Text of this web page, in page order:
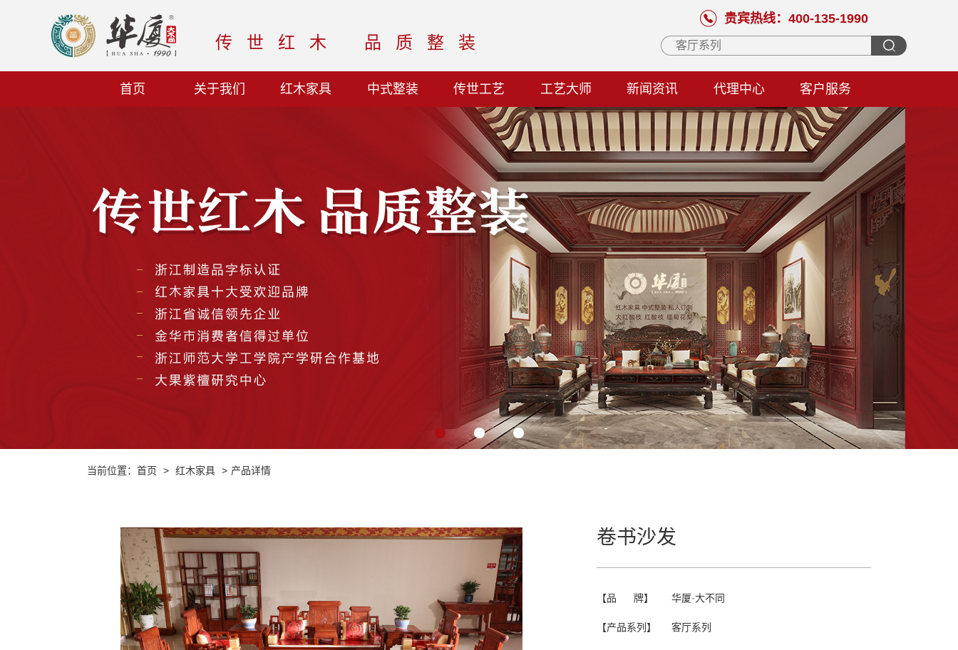
传世红木 品质整装
贵宾热线：400-135-1990
首页 关于我们 红木家具 中式整装 传世工艺 工艺大师 新闻资讯 代理中心 客户服务
当前位置： 首页 > 红木家具 > 产品详情
卷书沙发
【品 牌】 华厦·大不同
【产品系列】 客厅系列